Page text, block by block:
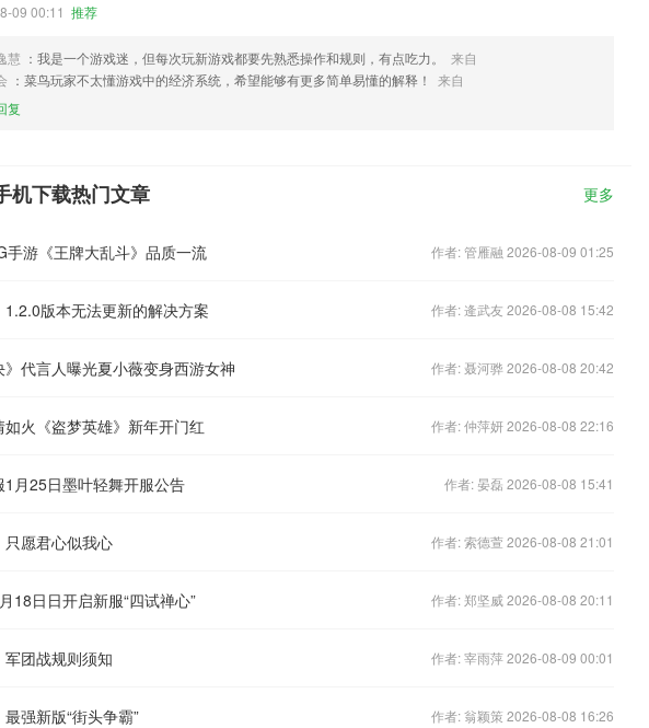
09 00:11 推荐
慧 ：我是一个游戏迷，但每次玩新游戏都要先熟悉操作和规则，有点吃力。
来自
：菜鸟玩家不太懂游戏中的经济系统，希望能够有更多简单易懂的解释！
来自
复
机下载热门文章 更多
手游《王牌大乱斗》品质一流 作者: 管雁融 2026-08-09 01:25
1.2.0版本无法更新的解决方案 作者: 逄武友 2026-08-08 15:42
》代言人曝光夏小薇变身西游女神 作者: 聂河骅 2026-08-08 20:42
如火《盗梦英雄》新年开门红 作者: 仲萍妍 2026-08-08 22:16
1月25日墨叶轻舞开服公告 作者: 晏磊 2026-08-08 15:41
只愿君心似我心 作者: 索德萱 2026-08-08 21:01
18日日开启新服“四试禅心” 作者: 郑坚威 2026-08-08 20:11
军团战规则须知 作者: 宰雨萍 2026-08-09 00:01
最强新版“街头争霸” 作者: 翁颖策 2026-08-08 16:26